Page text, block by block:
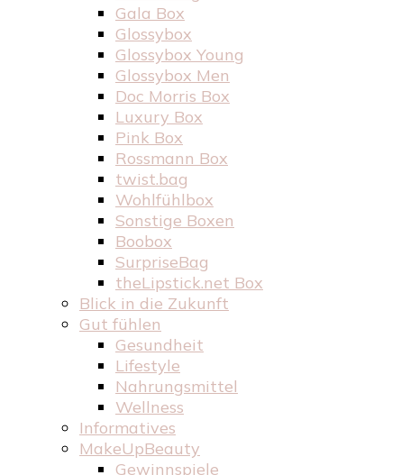
Gala Box
Glossybox
Glossybox Young
Glossybox Men
Doc Morris Box
Luxury Box
Pink Box
Rossmann Box
twist.bag
Wohlfühlbox
Sonstige Boxen
Boobox
SurpriseBag
theLipstick.net Box
Blick in die Zukunft
Gut fühlen
Gesundheit
Lifestyle
Nahrungsmittel
Wellness
Informatives
MakeUpBeauty
Gewinnspiele